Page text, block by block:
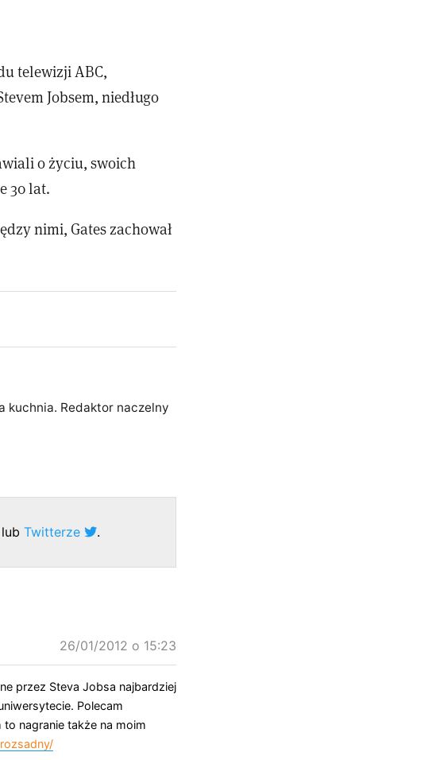
telewizji ABC,
Jobsem, niedługo
o życiu, swoich
30 lat.
nimi, Gates zachował
kuchnia. Redaktor naczelny
Twitterze .
26/01/2012 o 15:23
przez Steva Jobsa najbardziej
Polecam
to nagranie także na moim